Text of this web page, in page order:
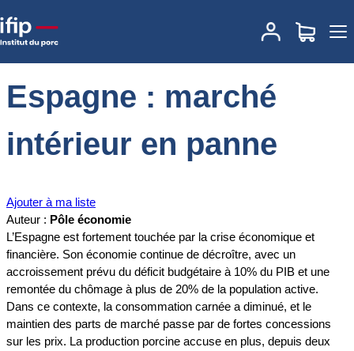
Accueil Espagne : marché intérieur en panne
Espagne : marché
intérieur en panne
Ajouter à ma liste
Auteur : Pôle économie
L’Espagne est fortement touchée par la crise économique et
financière. Son économie continue de décroître, avec un
accroissement prévu du déficit budgétaire à 10% du PIB et une
remontée du chômage à plus de 20% de la population active.
Dans ce contexte, la consommation carnée a diminué, et le
maintien des parts de marché passe par de fortes concessions
sur les prix. La production porcine accuse en plus, depuis deux